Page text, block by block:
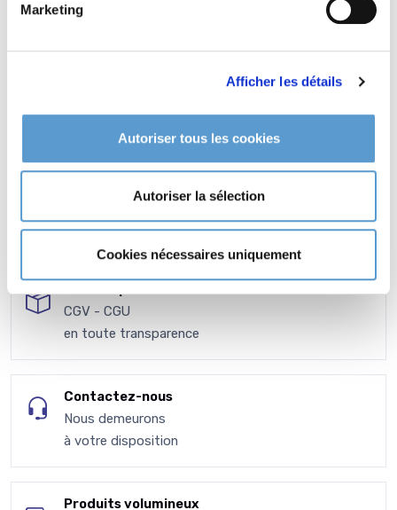
Marketing
Afficher les détails
Autoriser tous les cookies
Autoriser la sélection
Cookies nécessaires uniquement
CGV - CGU
en toute transparence
Contactez-nous
Nous demeurons
à votre disposition
Produits volumineux